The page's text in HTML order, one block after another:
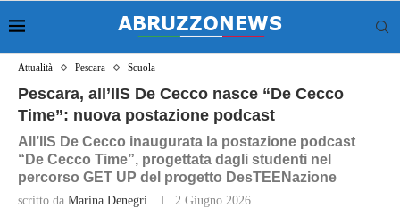
Attualità Pescara Scuola
Pescara, all’IIS De Cecco nasce “De Cecco
Time”: nuova postazione podcast
All’IIS De Cecco inaugurata la postazione podcast
“De Cecco Time”, progettata dagli studenti nel
percorso GET UP del progetto DesTEENazione
scritto da Marina Denegri 2 Giugno 2026